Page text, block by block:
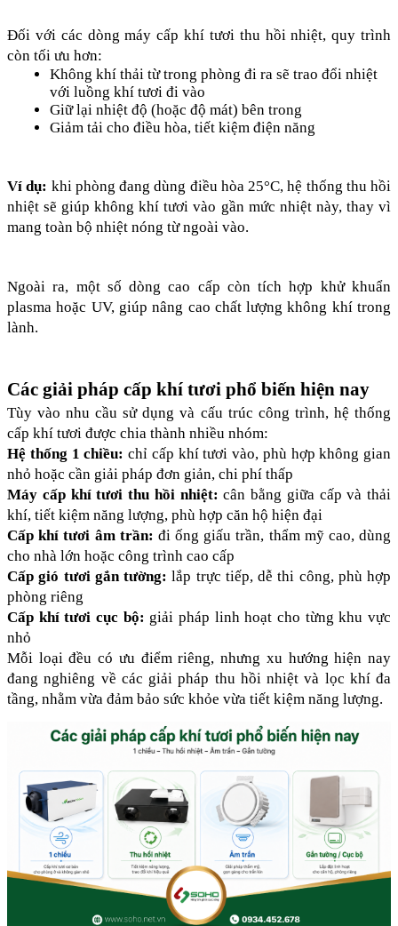
Đối với các dòng máy cấp khí tươi thu hồi nhiệt, quy trình
còn tối ưu hơn:
Không khí thải từ trong phòng đi ra sẽ trao đổi nhiệt
với luồng khí tươi đi vào
Giữ lại nhiệt độ (hoặc độ mát) bên trong
Giảm tải cho điều hòa, tiết kiệm điện năng
Ví dụ: khi phòng đang dùng điều hòa 25°C, hệ thống thu hồi
nhiệt sẽ giúp không khí tươi vào gần mức nhiệt này, thay vì
mang toàn bộ nhiệt nóng từ ngoài vào.
Ngoài ra, một số dòng cao cấp còn tích hợp khử khuẩn
plasma hoặc UV, giúp nâng cao chất lượng không khí trong
lành.
Các giải pháp cấp khí tươi phổ biến hiện nay
Tùy vào nhu cầu sử dụng và cấu trúc công trình, hệ thống
cấp khí tươi được chia thành nhiều nhóm:
Hệ thống 1 chiều: chỉ cấp khí tươi vào, phù hợp không gian
nhỏ hoặc cần giải pháp đơn giản, chi phí thấp
Máy cấp khí tươi thu hồi nhiệt: cân bằng giữa cấp và thải
khí, tiết kiệm năng lượng, phù hợp căn hộ hiện đại
Cấp khí tươi âm trần: đi ống giấu trần, thẩm mỹ cao, dùng
cho nhà lớn hoặc công trình cao cấp
Cấp gió tươi gắn tường: lắp trực tiếp, dễ thi công, phù hợp
phòng riêng
Cấp khí tươi cục bộ: giải pháp linh hoạt cho từng khu vực
nhỏ
Mỗi loại đều có ưu điểm riêng, nhưng xu hướng hiện nay
đang nghiêng về các giải pháp thu hồi nhiệt và lọc khí đa
tầng, nhằm vừa đảm bảo sức khỏe vừa tiết kiệm năng lượng.